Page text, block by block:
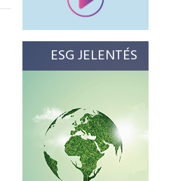
ESG JELENTÉS